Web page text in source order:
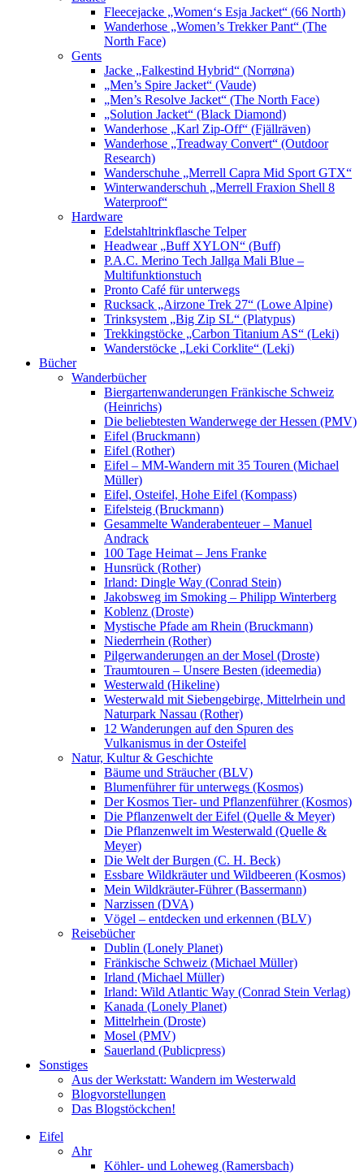
Fleecejacke „Women‘s Esja Jacket“ (66 North)
Wanderhose „Women’s Trekker Pant“ (The
North Face)
Gents
Jacke „Falkestind Hybrid“ (Norrøna)
„Men’s Spire Jacket“ (Vaude)
„Men’s Resolve Jacket“ (The North Face)
„Solution Jacket“ (Black Diamond)
Wanderhose „Karl Zip-Off“ (Fjällräven)
Wanderhose „Treadway Convert“ (Outdoor
Research)
Wanderschuhe „Merrell Capra Mid Sport GTX“
Winterwanderschuh „Merrell Fraxion Shell 8
Waterproof“
Hardware
Edelstahltrinkflasche Telper
Headwear „Buff XYLON“ (Buff)
P.A.C. Merino Tech Jallga Mali Blue –
Multifunktionstuch
Pronto Café für unterwegs
Rucksack „Airzone Trek 27“ (Lowe Alpine)
Trinksystem „Big Zip SL“ (Platypus)
Trekkingstöcke „Carbon Titanium AS“ (Leki)
Wanderstöcke „Leki Corklite“ (Leki)
Bücher
Wanderbücher
Biergartenwanderungen Fränkische Schweiz
(Heinrichs)
Die beliebtesten Wanderwege der Hessen (PMV)
Eifel (Bruckmann)
Eifel (Rother)
Eifel – MM-Wandern mit 35 Touren (Michael
Müller)
Eifel, Osteifel, Hohe Eifel (Kompass)
Eifelsteig (Bruckmann)
Gesammelte Wanderabenteuer – Manuel
Andrack
100 Tage Heimat – Jens Franke
Hunsrück (Rother)
Irland: Dingle Way (Conrad Stein)
Jakobsweg im Smoking – Philipp Winterberg
Koblenz (Droste)
Mystische Pfade am Rhein (Bruckmann)
Niederrhein (Rother)
Pilgerwanderungen an der Mosel (Droste)
Traumtouren – Unsere Besten (ideemedia)
Westerwald (Hikeline)
Westerwald mit Siebengebirge, Mittelrhein und
Naturpark Nassau (Rother)
12 Wanderungen auf den Spuren des
Vulkanismus in der Osteifel
Natur, Kultur & Geschichte
Bäume und Sträucher (BLV)
Blumenführer für unterwegs (Kosmos)
Der Kosmos Tier- und Pflanzenführer (Kosmos)
Die Pflanzenwelt der Eifel (Quelle & Meyer)
Die Pflanzenwelt im Westerwald (Quelle &
Meyer)
Die Welt der Burgen (C. H. Beck)
Essbare Wildkräuter und Wildbeeren (Kosmos)
Mein Wildkräuter-Führer (Bassermann)
Narzissen (DVA)
Vögel – entdecken und erkennen (BLV)
Reisebücher
Dublin (Lonely Planet)
Fränkische Schweiz (Michael Müller)
Irland (Michael Müller)
Irland: Wild Atlantic Way (Conrad Stein Verlag)
Kanada (Lonely Planet)
Mittelrhein (Droste)
Mosel (PMV)
Sauerland (Publicpress)
Sonstiges
Aus der Werkstatt: Wandern im Westerwald
Blogvorstellungen
Das Blogstöckchen!
Eifel
Ahr
Köhler- und Loheweg (Ramersbach)